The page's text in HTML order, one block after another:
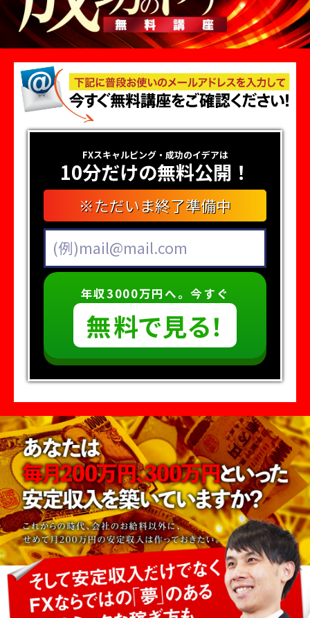
FXスキャルピング・成功のイデアは
10分だけの無料公開！
※ただいま終了準備中
年収3000万円へ。今すぐ
無料で見る！